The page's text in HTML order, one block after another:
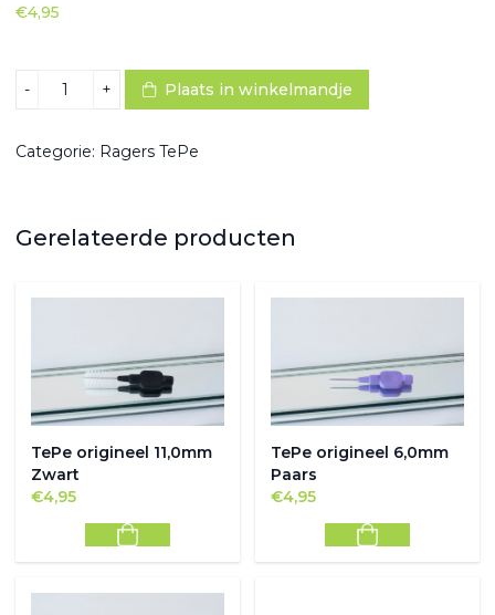
€4,95
-
origineel
Groen
+ Plaats in winkelmandje
Categorie: Ragers TePe
Gerelateerde producten
TePe origineel 11,0mm
Zwart
€4,95
TePe origineel 6,0mm
Paars
€4,95